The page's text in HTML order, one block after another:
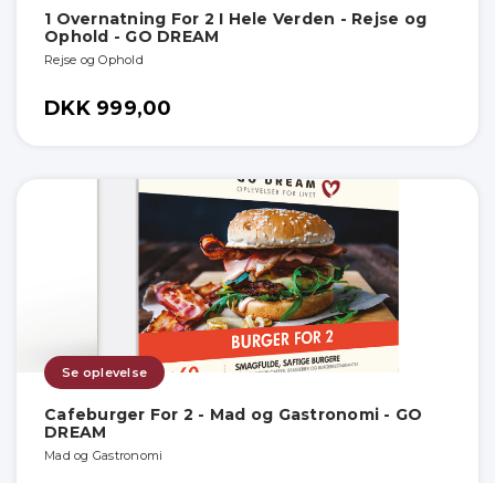
1 Overnatning For 2 I Hele Verden - Rejse og
Ophold - GO DREAM
Rejse og Ophold
DKK 999,00
Se oplevelse
Cafeburger For 2 - Mad og Gastronomi - GO
DREAM
Mad og Gastronomi